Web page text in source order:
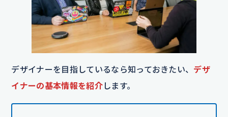
デザイナーを目指しているなら知っておきたい、 デザ
イナーの基本情報を紹介します。